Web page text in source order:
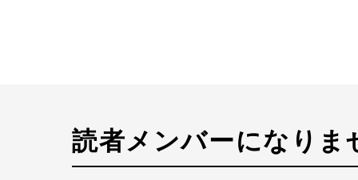
読者メンバーになりま